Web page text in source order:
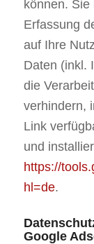
können. Sie
Erfassung
auf Ihre
Daten (inkl.
die
verhindern,
Link
und
https://
hl=de.
Google